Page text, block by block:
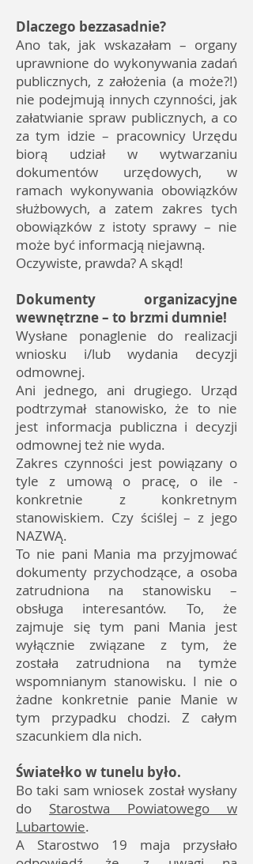
Dlaczego bezzasadnie?
Ano tak, jak wskazałam – organy
uprawnione do wykonywania zadań
publicznych, z założenia (a może?!)
nie podejmują innych czynności, jak
załatwianie spraw publicznych, a co
za tym idzie – pracownicy Urzędu
biorą udział w wytwarzaniu
dokumentów urzędowych, w
ramach wykonywania obowiązków
służbowych, a zatem zakres tych
obowiązków z istoty sprawy – nie
może być informacją niejawną.
Oczywiste, prawda? A skąd!
Dokumenty organizacyjne
wewnętrzne – to brzmi dumnie!
Wysłane ponaglenie do realizacji
wniosku i/lub wydania decyzji
odmownej.
Ani jednego, ani drugiego. Urząd
podtrzymał stanowisko, że to nie
jest informacja publiczna i decyzji
odmownej też nie wyda.
Zakres czynności jest powiązany o
tyle z umową o pracę, o ile -
konkretnie z konkretnym
stanowiskiem. Czy ściślej – z jego
NAZWĄ.
To nie pani Mania ma przyjmować
dokumenty przychodzące, a osoba
zatrudniona na stanowisku –
obsługa interesantów. To, że
zajmuje się tym pani Mania jest
wyłącznie związane z tym, że
została zatrudniona na tymże
wspomnianym stanowisku. I nie o
żadne konkretnie panie Manie w
tym przypadku chodzi. Z całym
szacunkiem dla nich.
Światełko w tunelu było.
Bo taki sam wniosek został wysłany
do Starostwa Powiatowego w
Lubartowie.
A Starostwo 19 maja przysłało